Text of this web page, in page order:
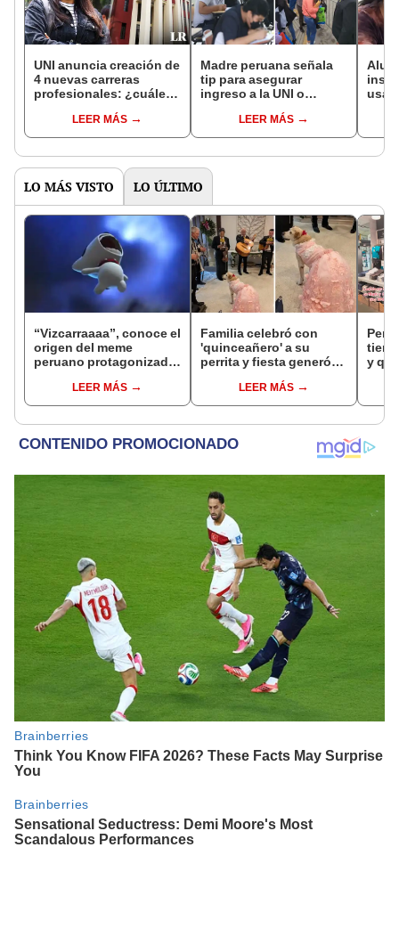
UNI anuncia creación de
4 nuevas carreras
profesionales: ¿cuáles
LEER MÁS
Madre peruana señala
tip para asegurar
ingreso a la UNI o
LEER MÁS
usar
LO MÁS VISTO LO ÚLTIMO
“Vizcarraaaa”, conoce el
origen del meme
peruano protagonizado
LEER MÁS
Familia celebró con
'quinceañero' a su
perrita y fiesta generó
redes: llevaron
mariachis
LEER MÁS
y